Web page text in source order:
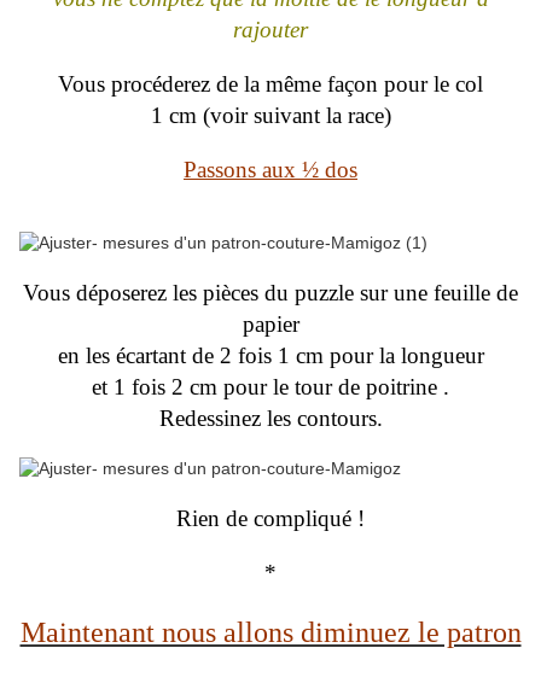
rajouter
Vous procéderez de la même façon pour le col
1 cm (voir suivant la race)
Passons aux ½ dos
Vous déposerez les pièces du puzzle sur une feuille de
papier
en les écartant de 2 fois 1 cm pour la longueur
et 1 fois 2 cm pour le tour de poitrine .
Redessinez les contours.
Rien de compliqué !
*
Maintenant nous allons diminuez le patron